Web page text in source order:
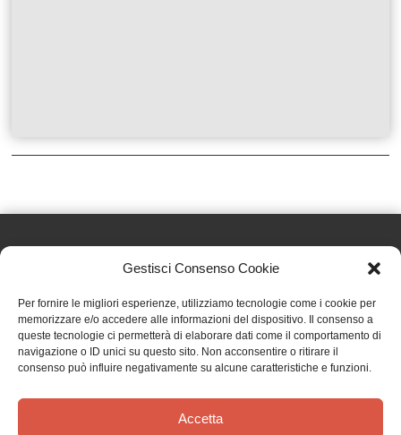
Gestisci Consenso Cookie
Per fornire le migliori esperienze, utilizziamo tecnologie come i cookie per
memorizzare e/o accedere alle informazioni del dispositivo. Il consenso a
queste tecnologie ci permetterà di elaborare dati come il comportamento di
navigazione o ID unici su questo sito. Non acconsentire o ritirare il
consenso può influire negativamente su alcune caratteristiche e funzioni.
Accetta
Effatà Editrice di Pellegrino Paolo SAS
C.F. e P.IVA 09655250018
Via Tre Denti, 1 - 10060 Cantalupa (TO)
Telefono: (+39) 0121 353452 - Fax: (+39) 0121 353839